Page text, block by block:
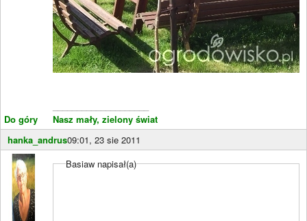
Do góry
Nasz mały, zielony świat
hanka_andrus09:01, 23 sie 2011
Basiaw napisał(a)